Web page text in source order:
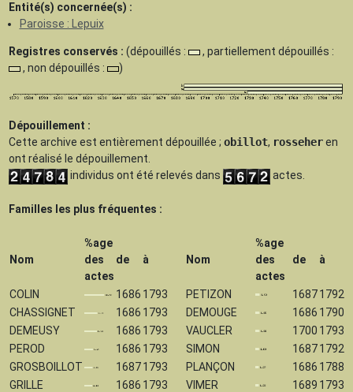
Entité(s) concernée(s) :
Paroisse : Lepuix
Registres conservés : (dépouillés :
, partiellement dépouillés :
, non dépouillés :
)
Dépouillement :
Cette archive est entièrement dépouillée ; obillot, rosseheren
ont réalisé le dépouillement.
individus ont été relevés dans
actes.
Familles les plus fréquentes :
Nom
%age
des
actes
de à
COLIN 1686 1793
CHASSIGNET
1686 1793
DEMEUSY
1686 1793
PEROD
1686 1793
GROSBOILLOT
1687 1793
GRILLE
1686 1793
Nom
%age
des
actes
de à
PETIZON 1687 1792
DEMOUGE
1686 1790
VAUCLER
1700 1793
SIMON
1687 1792
PLANÇON
1686 1788
VIMER
1689 1793